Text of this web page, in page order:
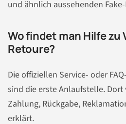
und ähnlich aussehenden
Wo findet man Hilfe zu
Retoure?
Die offiziellen Service- oder
sind die erste Anlaufstelle.
Zahlung, Rückgabe,
erklärt.